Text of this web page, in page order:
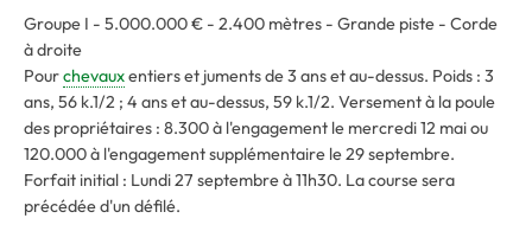
Groupe I - 5.000.000 € - 2.400 mètres - Grande piste - Corde
à droite
Pourchevauxentiers et juments de 3 ans et au-dessus. Poids : 3
ans, 56 k.1/2 ; 4 ans et au-dessus, 59 k.1/2. Versement à la poule
des propriétaires : 8.300 à l'engagement le mercredi 12 mai ou
120.000 à l'engagement supplémentaire le 29 septembre.
Forfait initial : Lundi 27 septembre à 11h30. La course sera
précédée d'un défilé.